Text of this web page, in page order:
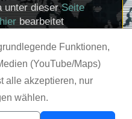
Funktionen,
(YouTube/Maps)
alle akzeptieren, nur
wählen.
unter dieserSeite
hierbearbeitet
Mediendateien
im Regelfall
werden.
2026